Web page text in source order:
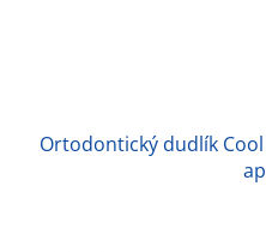
Ortodontický dudlík